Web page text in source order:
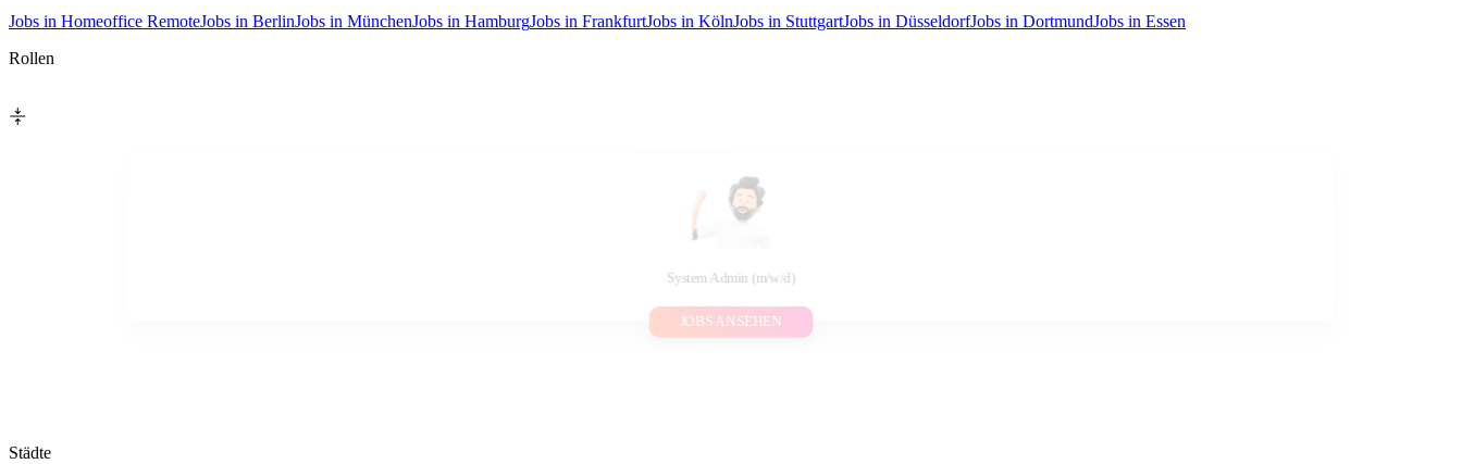
Jobs in Homeoffice RemoteJobs in BerlinJobs in MünchenJobs in HamburgJobs in FrankfurtJobs in KölnJobs in StuttgartJobs in DüsseldorfJobs in DortmundJobs in Essen
Rollen
System Admin (m/w/d)
JOBS ANSEHEN
Städte